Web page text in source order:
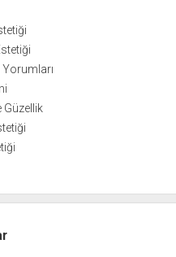
Yorumları
Güzellik